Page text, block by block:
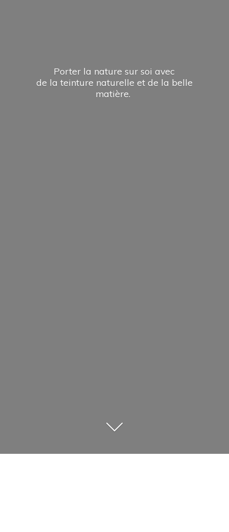
Porter la nature sur soi avec
de la teinture naturelle et de la belle
matière.